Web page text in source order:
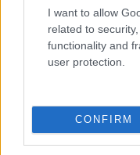
I want to allow
related to
functionality and
user protection.
CONFIRM
Versenyzésből
halálba a vétlen
Halálos baleset